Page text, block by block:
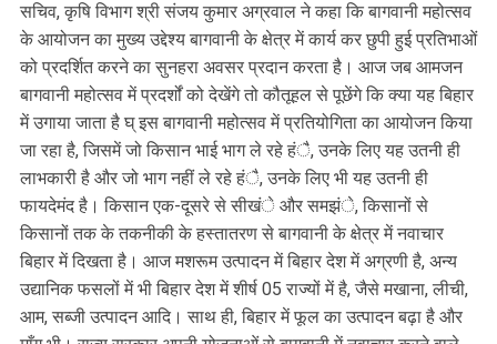
सचिव, कृषि विभाग श्री संजय कुमार अग्रवाल ने कहा कि बागवानी महोत्सव
के आयोजन का मुख्य उद्देश्य बागवानी के क्षेत्र में कार्य कर छुपी हुई प्रतिभाओं
को प्रदर्शित करने का सुनहरा अवसर प्रदान करता है। आज जब आमजन
बागवानी महोत्सव में प्रदर्शों को देखेंगे तो कौतूहल से पूछेंगे कि क्या यह बिहार
में उगाया जाता है घ् इस बागवानी महोत्सव में प्रतियोगिता का आयोजन किया
जा रहा है, जिसमें जो किसान भाई भाग ले रहे हंै, उनके लिए यह उतनी ही
लाभकारी है और जो भाग नहीं ले रहे हंै, उनके लिए भी यह उतनी ही
फायदेमंद है। किसान एक-दूसरे से सीखंे और समझंे, किसानों से
किसानों तक के तकनीकी के हस्तातरण से बागवानी के क्षेत्र में नवाचार
बिहार में दिखता है। आज मशरूम उत्पादन में बिहार देश में अग्रणी है, अन्य
उद्यानिक फसलों में भी बिहार देश में शीर्ष 05 राज्यों में है, जैसे मखाना, लीची,
आम, सब्जी उत्पादन आदि। साथ ही, बिहार में फूल का उत्पादन बढ़ा है और